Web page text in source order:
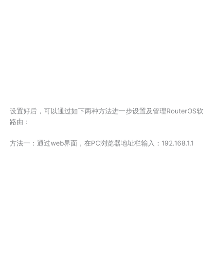
设置好后，可以通过如下两种方法进一步设置及管理RouterOS软
路由：
方法一：通过web界面，在PC浏览器地址栏输入：192.168.1.1